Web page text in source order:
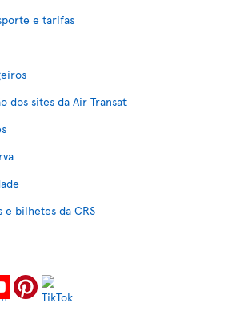
e tarifas
dos sites da Air Transat
e bilhetes da CRS